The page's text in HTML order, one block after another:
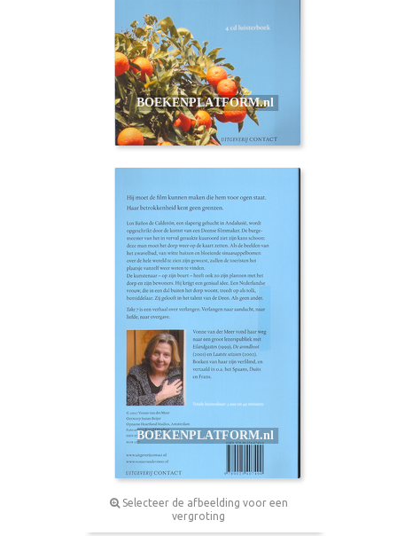
Selecteer de afbeelding voor een
vergroting